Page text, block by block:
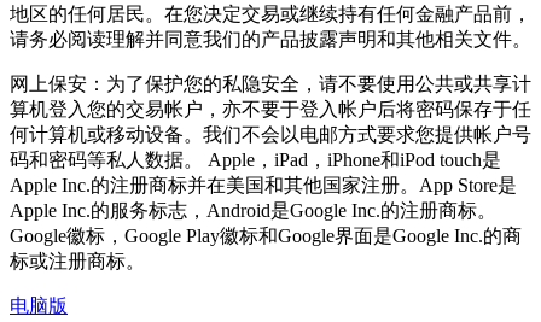
地区的任何居民。在您决定交易或继续持有任何金融产品前，
请务必阅读理解并同意我们的产品披露声明和其他相关文件。
网上保安：为了保护您的私隐安全，请不要使用公共或共享计
算机登入您的交易帐户，亦不要于登入帐户后将密码保存于任
何计算机或移动设备。我们不会以电邮方式要求您提供帐户号
码和密码等私人数据。 Apple，iPad，iPhone和iPod touch是
Apple Inc.的注册商标并在美国和其他国家注册。App Store是
Apple Inc.的服务标志，Android是Google Inc.的注册商标。
Google徽标，Google Play徽标和Google界面是Google Inc.的商
标或注册商标。
电脑版